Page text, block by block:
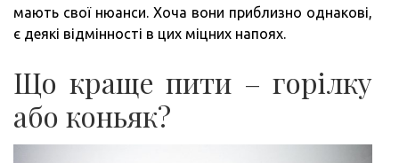
мають свої нюанси. Хоча вони приблизно однакові,
є деякі відмінності в цих міцних напоях.
Що краще пити – горілку
або коньяк?